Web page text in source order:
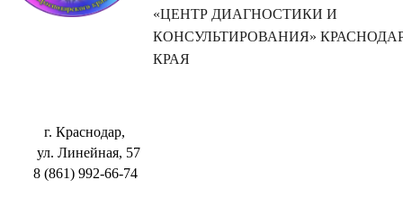
«ЦЕНТР ДИАГНОСТИКИ И
КОНСУЛЬТИРОВАНИЯ»
КРАЯ
г. Краснодар,
ул. Линейная, 57
8 (861) 992-66-74